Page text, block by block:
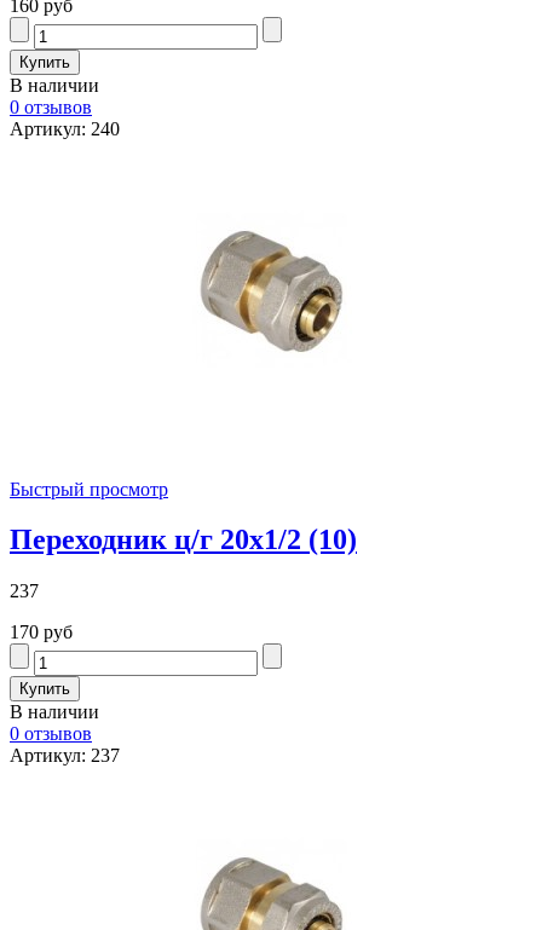
160 руб
В наличии
0 отзывов
Артикул: 240
Быстрый просмотр
Переходник ц/г 20х1/2 (10)
237
170 руб
В наличии
0 отзывов
Артикул: 237